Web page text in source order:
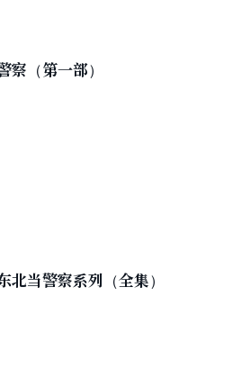
察（第一部）
北当警察系列（全集）